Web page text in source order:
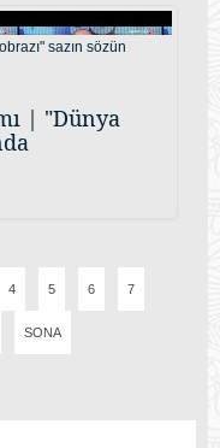
| "Dünya
4 5 6 7
SONA